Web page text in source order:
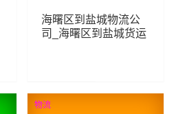
海曙区到盐城物流公
司_海曙区到盐城货运
129 查看详细
物流